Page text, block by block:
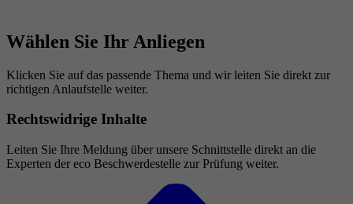
Wählen Sie Ihr Anliegen
Klicken Sie auf das passende Thema und wir leiten Sie direkt zur
richtigen Anlaufstelle weiter.
Rechtswidrige Inhalte
Leiten Sie Ihre Meldung über unsere Schnittstelle direkt an die
Experten der eco Beschwerdestelle zur Prüfung weiter.